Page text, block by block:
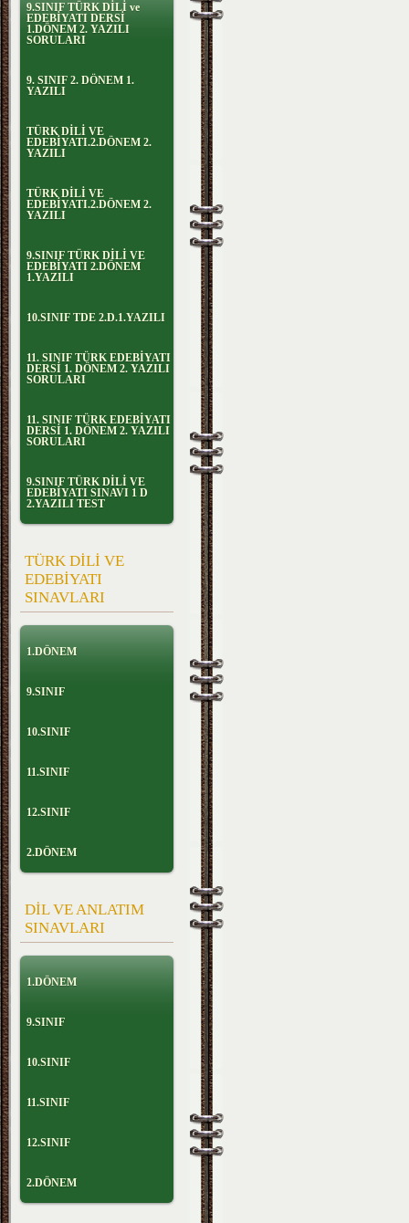
9.SINIF TÜRK DİLİ ve
EDEBİYATI DERSİ
1.DÖNEM 2. YAZILI
SORULARI
9. SINIF 2. DÖNEM 1.
YAZILI
TÜRK DİLİ VE
EDEBİYATI.2.DÖNEM 2.
YAZILI
TÜRK DİLİ VE
EDEBİYATI.2.DÖNEM 2.
YAZILI
9.SINIF TÜRK DİLİ VE
EDEBİYATI 2.DÖNEM
1.YAZILI
10.SINIF TDE 2.D.1.YAZILI
11. SINIF TÜRK EDEBİYATI
DERSİ 1. DÖNEM 2. YAZILI
SORULARI
11. SINIF TÜRK EDEBİYATI
DERSİ 1. DÖNEM 2. YAZILI
SORULARI
9.SINIF TÜRK DİLİ VE
EDEBİYATI SINAVI 1 D
2.YAZILI TEST
TÜRK DİLİ VE
EDEBİYATI
SINAVLARI
1.DÖNEM
9.SINIF
10.SINIF
11.SINIF
12.SINIF
2.DÖNEM
DİL VE ANLATIM
SINAVLARI
1.DÖNEM
9.SINIF
10.SINIF
11.SINIF
12.SINIF
2.DÖNEM